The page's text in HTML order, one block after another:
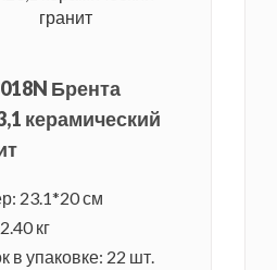
Брента
керамический
23.1*20 см
кг
в упаковке: 22 шт.